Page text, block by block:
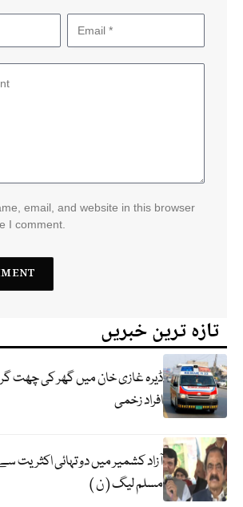
email, and website in this browser
I comment.
تازہ ترین خبریں
افراد زخمی
آزاد کشمیر میں دو تہائی اکثریت
مسلم لیگ ( ن )